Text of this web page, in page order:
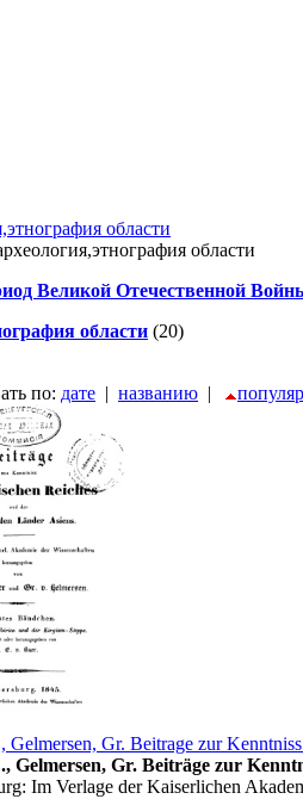
области
области
Великой Отечественной
области (20)
по: дате | названию |
Gelmersen, Gr. Beitrage zur
Gelmersen, Gr. Beiträge zur
Im Verlage der Kaiserlichen